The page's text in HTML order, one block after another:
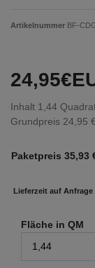
Artikelnummer BF-
Inhalt 1,44
Grundpreis 24,95
Paketpreis 35,93
Lieferzeit auf Anfrage
Fläche in QM